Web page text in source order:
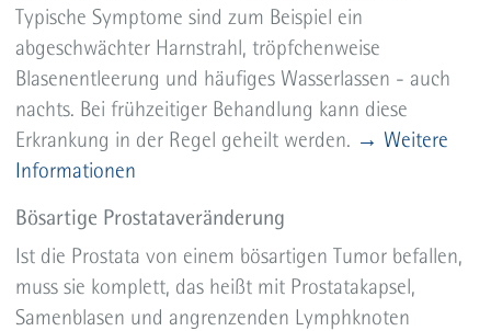
Typische Symptome sind zum Beispiel ein
abgeschwächter Harnstrahl, tröpfchenweise
Blasenentleerung und häufiges Wasserlassen - auch
nachts. Bei frühzeitiger Behandlung kann diese
Erkrankung in der Regel geheilt werden. → Weitere
Informationen
Bösartige Prostataveränderung
Ist die Prostata von einem bösartigen Tumor befallen,
muss sie komplett, das heißt mit Prostatakapsel,
Samenblasen und angrenzenden Lymphknoten